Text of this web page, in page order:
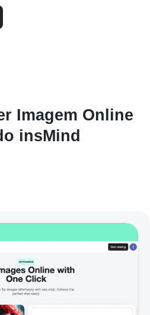
Imagem Online
insMind